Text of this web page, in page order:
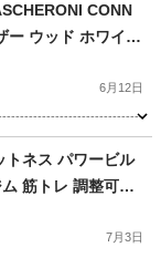
CONN
ー ウッド ホワイト
タリア★直接引取
6月12日
ェアネス パワービル
筋トレ 調整可能
7月3日